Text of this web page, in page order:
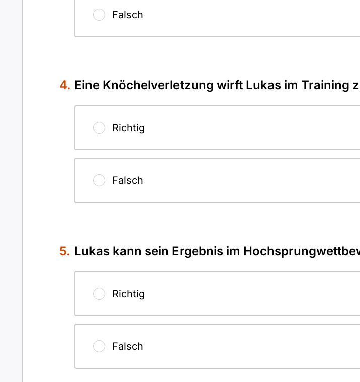
Falsch
Eine Knöchelverletzung wirft Lukas im Training
Richtig
Falsch
Lukas kann sein Ergebnis im
Richtig
Falsch